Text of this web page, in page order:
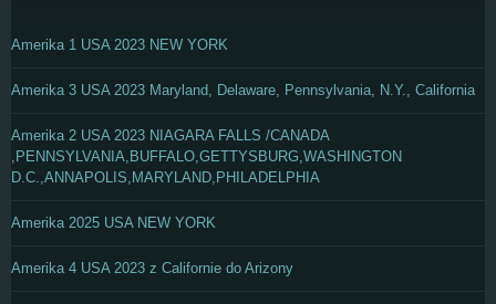
Amerika 1 USA 2023 NEW YORK
Amerika 3 USA 2023 Maryland, Delaware, Pennsylvania, N.Y., California
Amerika 2 USA 2023 NIAGARA FALLS /CANADA
,PENNSYLVANIA,BUFFALO,GETTYSBURG,WASHINGTON
D.C.,ANNAPOLIS,MARYLAND,PHILADELPHIA
Amerika 2025 USA NEW YORK
Amerika 4 USA 2023 z Californie do Arizony